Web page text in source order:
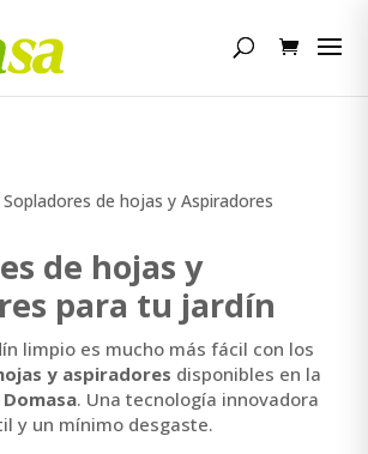
de hojas y Aspiradores
de hojas y
para tu jardín
limpio es mucho más fácil con los
y aspiradores disponibles en la
Domasa. Una tecnología innovadora
y un mínimo desgaste.